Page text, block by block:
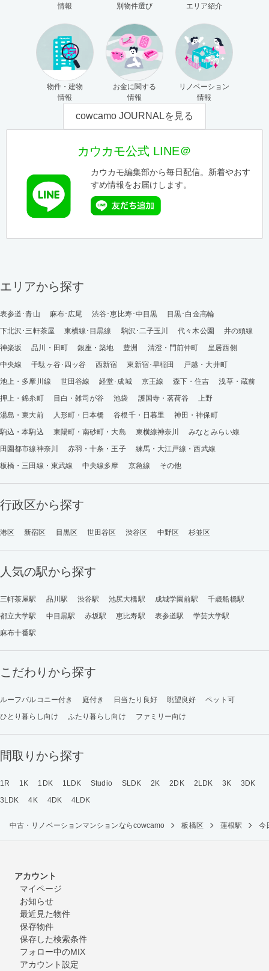
情報
別物件選び
エリア紹介
物件・建物
情報
お金に関する
情報
リノベーション
情報
cowcamo JOURNALを見る
カウカモ公式 LINE＠
カウカモ編集部から毎日配信。新着やおす
すめ情報をお届けします。
エリアから探す
表参道･青山 麻布･広尾 渋谷･恵比寿･中目黒
目黒･白金高輪
下北沢･三軒茶屋
東横線･目黒線 駒沢･二子玉川 代々木公園
井の頭線
神楽坂
品川・田町 銀座・築地 豊洲 清澄・門前仲町
皇居西側
中央線
千駄ヶ谷･四ッ谷 西新宿 東新宿･早稲田
戸越・大井町
池上・多摩川線
世田谷線 経堂･成城 京王線 森下・住吉
浅草・蔵前
押上・錦糸町
目白・雑司が谷 池袋 護国寺・茗荷谷
上野
湯島・東大前
人形町・日本橋 谷根千・日暮里
神田・神保町
駒込・本駒込
東陽町・南砂町・大島 東横線神奈川
みなとみらい線
田園都市線神奈川
赤羽・十条・王子
練馬・大江戸線・西武線
板橋・三田線・東武線
中央線多摩 京急線 その他
行政区から探す
港区 新宿区 目黒区 世田谷区 渋谷区 中野区 杉並区
人気の駅から探す
三軒茶屋駅 品川駅 渋谷駅 池尻大橋駅 成城学園前駅
千歳船橋駅
都立大学駅
中目黒駅 赤坂駅 恵比寿駅 表参道駅
学芸大学駅
麻布十番駅
こだわりから探す
ルーフバルコニー付き 庭付き 日当たり良好 眺望良好
ペット可
ひとり暮らし向け
ふたり暮らし向け ファミリー向け
間取りから探す
1R 1K 1DK 1LDK Studio SLDK 2K 2DK 2LDK 3K
3DK
3LDK
4K 4DK 4LDK
中古・リノベーションマンションならcowcamo 板橋区 蓮根駅 今
アカウント
マイページ
お知らせ
最近見た物件
保存物件
保存した検索条件
フォロー中のMIX
アカウント設定